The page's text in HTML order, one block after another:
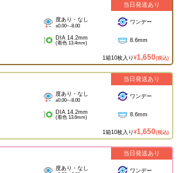
度あり・なし
±0.00~-8.00
ワンデー
DIA 14.2mm
(着色 13.4mm) 8.6mm
1箱10枚入り ¥1,650(税込)
当日発送あり
度あり・なし
±0.00~-8.00
ワンデー
DIA 14.2mm
(着色 13.6mm) 8.6mm
1箱10枚入り ¥1,650(税込)
当日発送あり
度あり・なし ワンデー
当日発送あり